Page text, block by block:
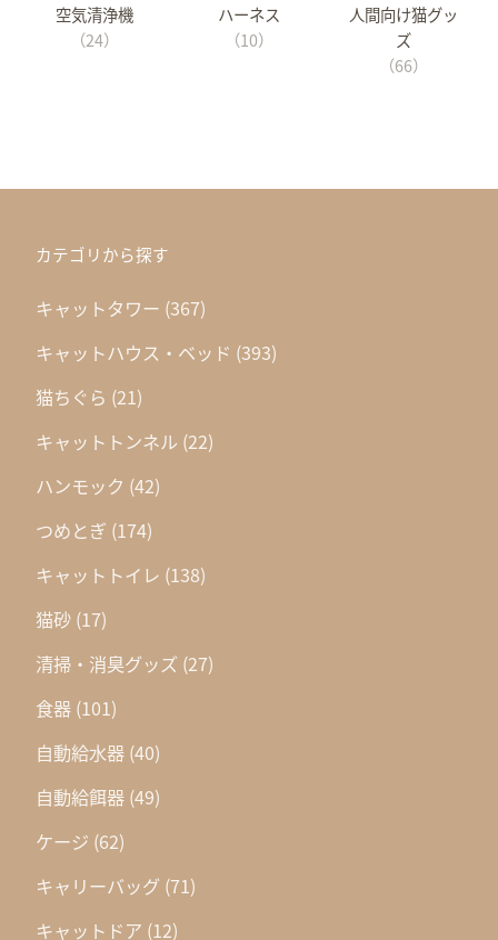
空気清浄機
（24）
ハーネス
（10）
人間向け猫グッ
ズ
（66）
カテゴリから探す
キャットタワー (367)
キャットハウス・ベッド (393)
猫ちぐら (21)
キャットトンネル (22)
ハンモック (42)
つめとぎ (174)
キャットトイレ (138)
猫砂 (17)
清掃・消臭グッズ (27)
食器 (101)
自動給水器 (40)
自動給餌器 (49)
ケージ (62)
キャリーバッグ (71)
キャットドア (12)